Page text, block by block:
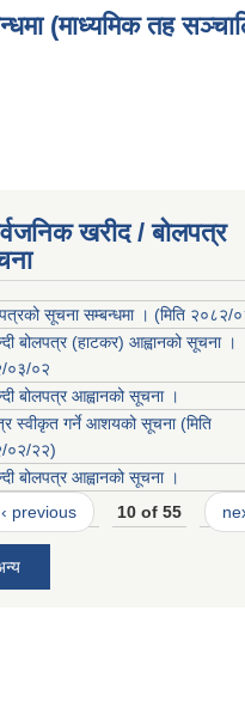
(माध्यमिक तह
खरीद / बोलपत्र
सूचना सम्बन्धमा । (मिति २०८२/
बोलपत्र (हाटकर) आह्वानको सूचना ।
०३/०२
बोलपत्र आह्वानको सूचना ।
स्वीकृत गर्ने आशयको सूचना (मिति
०२/२२)
बोलपत्र आह्वानको सूचना ।
‹ previous
10 of 55